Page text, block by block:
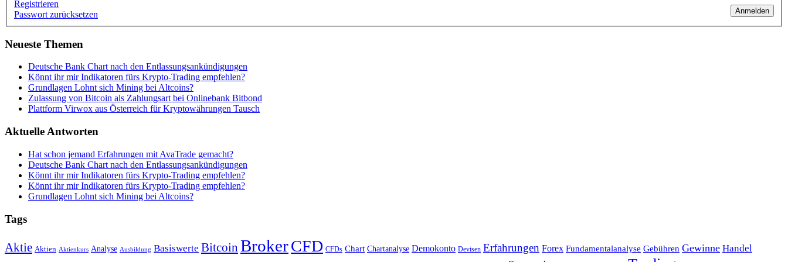
Anmelden
Registrieren
Passwort zurücksetzen
Neueste Themen
Deutsche Bank Chart nach den Entlassungsankündigungen
Könnt ihr mir Indikatoren fürs Krypto-Trading empfehlen?
Grundlagen Lohnt sich Mining bei Altcoins?
Zulassung von Bitcoin als Zahlungsart bei Onlinebank Bitbond
Plattform Virwox aus Österreich für Kryptowährungen Tausch
Aktuelle Antworten
Hat schon jemand Erfahrungen mit AvaTrade gemacht?
Deutsche Bank Chart nach den Entlassungsankündigungen
Könnt ihr mir Indikatoren fürs Krypto-Trading empfehlen?
Könnt ihr mir Indikatoren fürs Krypto-Trading empfehlen?
Grundlagen Lohnt sich Mining bei Altcoins?
Tags
Aktie Aktien Aktienkurs Analyse Ausbildung Basiswerte Bitcoin BrokerCFD CFDs Chart Chartanalyse Demokonto Devisen Erfahrungen Forex Fundamentalanalyse Gebühren Gewinne Handel